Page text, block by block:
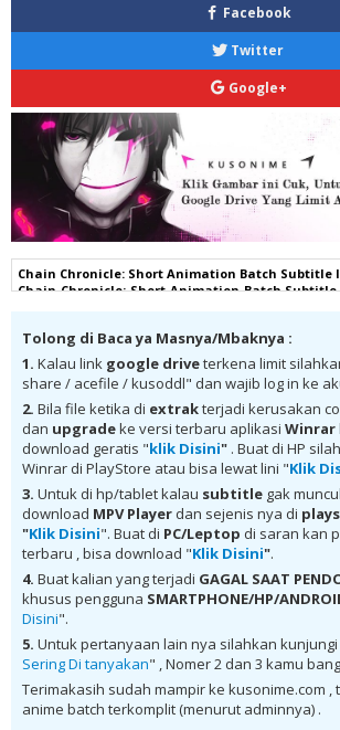
Facebook
Twitter
Google+
Chain Chronicle: Short Animation Batch Subtitle
Chain Chronicle: Short Animation Batch
Subtitle Indonesia google drive, Chain
Batch Subtitle Indonesia batch subtitle
Short Animation Batch Subtitle Indonesia batch
Short Animation Batch Subtitle Indonesia bd,
Animation Batch Subtitle Indonesia kurogaze,
Animation Batch Subtitle Indonesia anibatch,
Animation Batch Subtitle Indonesia
Short Animation Batch Subtitle Indonesia
anime Chain Chronicle: Short Animation
batch , donwload Chain Chronicle: Short
Indonesia sub indo, download Chain
Batch Subtitle Indonesia batch google
Chronicle: Short Animation Batch Subtitle
donwload Chain Chronicle: Short Animation
MKV 480P , donwload Chain Chronicle: Short
Indonesia MKV 720P , donwload Chain
Batch Subtitle Indonesia , donwload Chain
Batch Subtitle Indonesia anime batch,
Short Animation Batch Subtitle Indonesia sub
Chronicle: Short Animation Batch Subtitle
Chronicle: Short Animation Batch Subtitle
download anime Chain Chronicle: Short
Indonesia , anime Chain Chronicle: Short
Indonesia , download anime mp4 , mkv , 3gp
Tolong di Baca ya Masnya/Mbaknya :
1. Kalau link google driveterkena limit
share / acefile / kusoddl" dan wajib log in ke
2. Bila file ketika di extrakterjadi kerusakan
dan upgradeke versi terbaru aplikasi Winrar
download geratis "klik Disini" . Buat di HP
Winrar di PlayStore atau bisa lewat lini "Klik
3. Untuk di hp/tablet kalau subtitle gak
download MPV Player dan sejenis nya di
"Klik Disini". Buat di PC/Leptop di saran kan
terbaru , bisa download "Klik Disini".
4. Buat kalian yang terjadi GAGAL SAAT
khusus pengguna SMARTPHONE/HP/
Disini".
5. Untuk pertanyaan lain nya silahkan
Sering Di tanyakan" , Nomer 2 dan 3 kamu
Terimakasih sudah mampir ke kusonime.com ,
anime batch terkomplit (menurut adminnya) .